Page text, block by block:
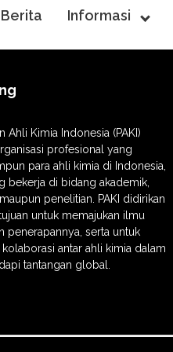
Berita Informasi
Ahli Kimia Indonesia (PAKI)
profesional yang
para ahli kimia di Indonesia,
bekerja di bidang akademik,
penelitian. PAKI didirikan
untuk memajukan ilmu
penerapannya, serta untuk
antar ahli kimia dalam
tantangan global.